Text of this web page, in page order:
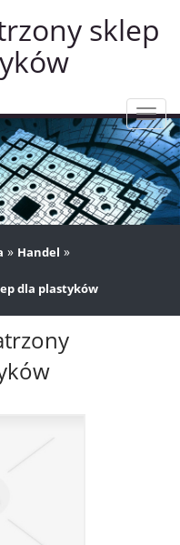
sklep
» Handel »
dla plastyków